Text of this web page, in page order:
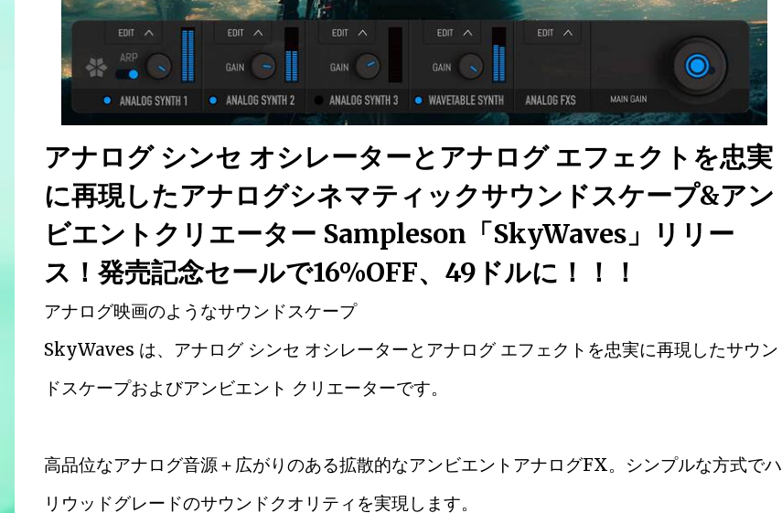
アナログ シンセ オシレーターとアナログ エフェクトを忠実
に再現したアナログシネマティックサウンドスケープ&アン
ビエントクリエーター Sampleson「SkyWaves」リリー
ス！発売記念セールで16%OFF、49ドルに！！！
アナログ映画のようなサウンドスケープ
SkyWaves は、アナログ シンセ オシレーターとアナログ エフェクトを忠実に再現したサウン
ドスケープおよびアンビエント クリエーターです。
高品位なアナログ音源＋広がりのある拡散的なアンビエントアナログFX。シンプルな方式でハ
リウッドグレードのサウンドクオリティを実現します。